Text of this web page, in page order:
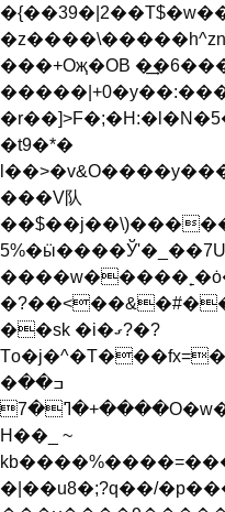
�z����\�����h^
���+Oҗ�OB
�r
�t9�*�
���V队
��sk �i�ގ?�?
�ߏ��
����+�ߣ�7O�w��l��U���W��_�o_U�c
H��_ ~
kb����%��
�|��u8�;?q��/